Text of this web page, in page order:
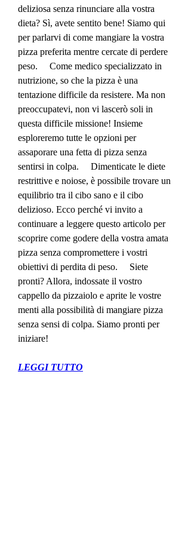
deliziosa senza rinunciare alla vostra
dieta? Sì, avete sentito bene! Siamo qui
per parlarvi di come mangiare la vostra
pizza preferita mentre cercate di perdere
peso.     Come medico specializzato in
nutrizione, so che la pizza è una
tentazione difficile da resistere. Ma non
preoccupatevi, non vi lascerò soli in
questa difficile missione! Insieme
esploreremo tutte le opzioni per
assaporare una fetta di pizza senza
sentirsi in colpa.     Dimenticate le diete
restrittive e noiose, è possibile trovare un
equilibrio tra il cibo sano e il cibo
delizioso. Ecco perché vi invito a
continuare a leggere questo articolo per
scoprire come godere della vostra amata
pizza senza compromettere i vostri
obiettivi di perdita di peso.     Siete
pronti? Allora, indossate il vostro
cappello da pizzaiolo e aprite le vostre
menti alla possibilità di mangiare pizza
senza sensi di colpa. Siamo pronti per
iniziare!
LEGGI TUTTO